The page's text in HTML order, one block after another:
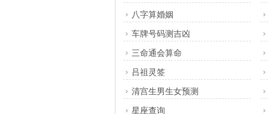
八字算婚姻
车牌号码测吉凶
三命通会算命
吕祖灵签
清宫生男生女预测
星座查询